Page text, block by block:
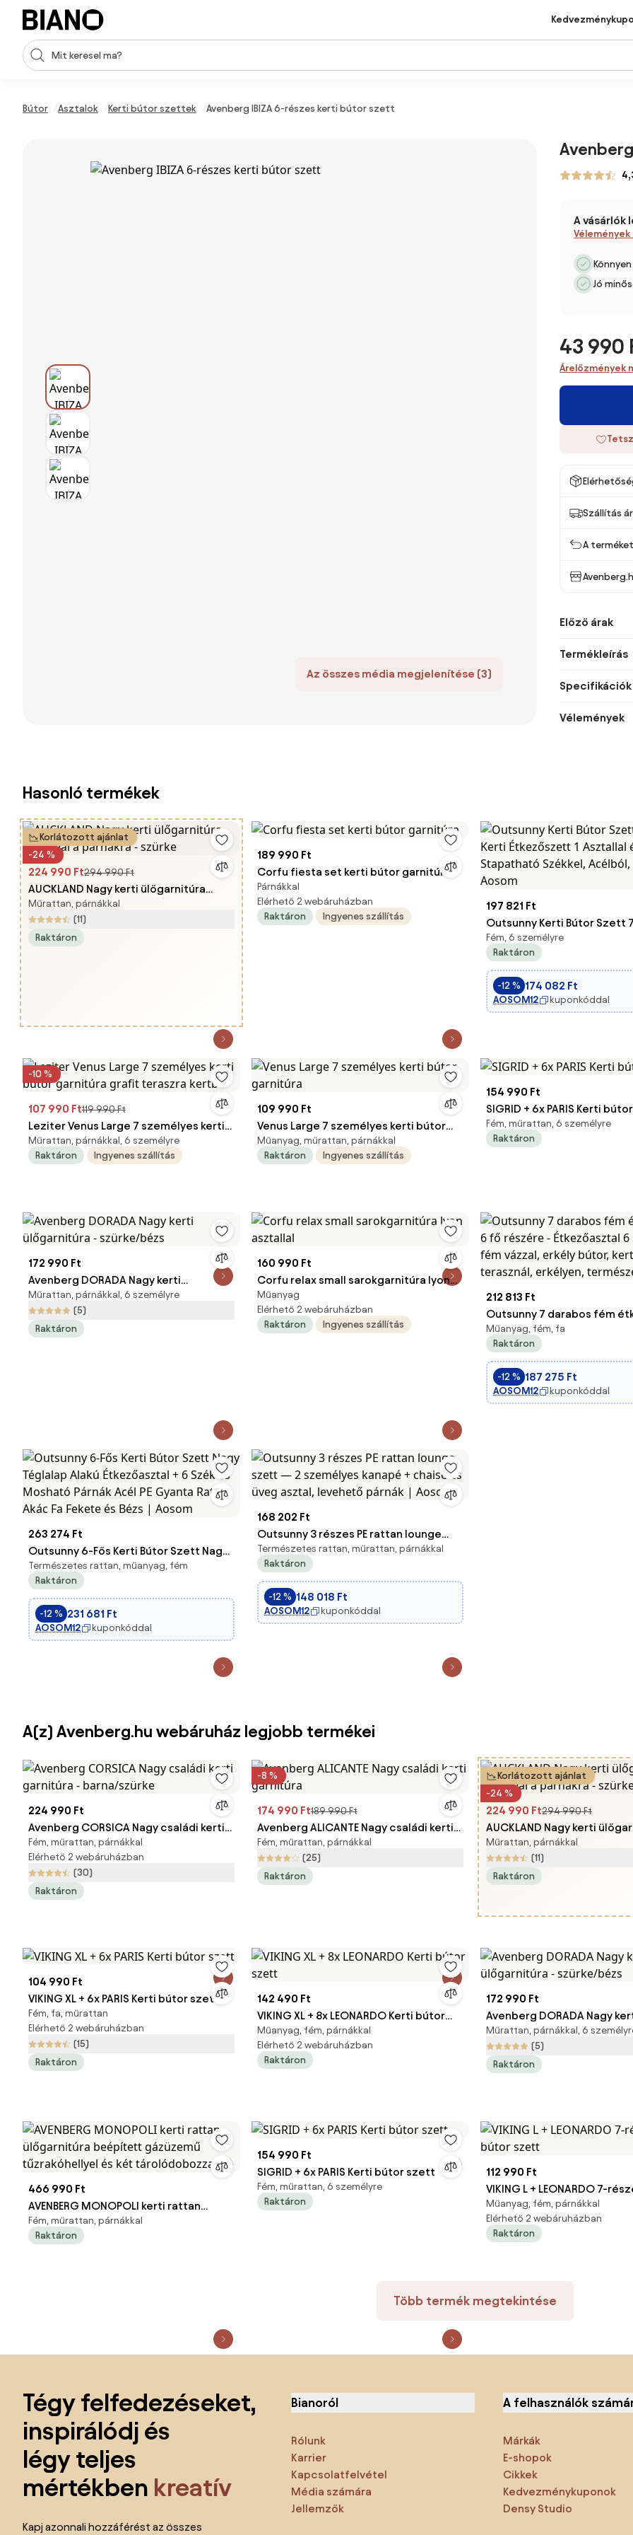
Navigáció kihagyása, ugrás a tartalomra
Keresési bevitel
Bútor Asztalok Kerti bútor szettek Avenberg IBIZA 6-részes kerti bútor szett
Az összes média megjelenítése (3)
A vásárlók
Jó
43 990
Árelőzmények
Szállítás
A
Előző árak
Termékleírás
Specifikációk
Vélemények
Hasonló termékek
Korlátozott ajánlat
-24 %
224 990 Ft294 990 Ft
AUCKLAND Nagy kerti ülőgarnitúra
tárolóval a párnákra - szürke
Műrattan, párnákkal
(11)
Raktáron
189 990 Ft
Corfu fiesta set kerti bútor garnitúra
Párnákkal
Elérhető 2 webáruházban
Raktáron
Ingyenes szállítás
197 821 Ft
Outsunny Kerti Bútor Szett
Kerti Étkezőszett 1 Asztallal
Stapatható Székkel, Acélból,
Aosom
Fém, 6 személyre
Raktáron
-12 % 174 082 Ft
AOSOM12 kuponkóddal
-10 %
107 990 Ft119 990 Ft
Leziter Venus Large 7 személyes kerti
bútor garnitúra grafit teraszra kertbe
Műrattan, párnákkal, 6 személyre
Raktáron
Ingyenes szállítás
109 990 Ft
Venus Large 7 személyes kerti bútor
garnitúra
Műanyag, műrattan, párnákkal
Raktáron
Ingyenes szállítás
154 990 Ft
SIGRID + 6x PARIS Kerti
Fém, műrattan, 6 személyre
Raktáron
172 990 Ft
Avenberg DORADA Nagy kerti
ülőgarnitúra - szürke/bézs
Műrattan, párnákkal, 6 személyre
(5)
Raktáron
160 990 Ft
Corfu relax small sarokgarnitúra lyon
asztallal
Műanyag
Elérhető 2 webáruházban
Raktáron
Ingyenes szállítás
212 813 Ft
Outsunny 7 darabos fém
6 fő részére - Étkezőasztal
fém vázzal, erkély bútor,
terasznál, erkélyen,
Műanyag, fém, fa
Raktáron
-12 % 187 275 Ft
AOSOM12 kuponkóddal
263 274 Ft
Outsunny 6-Fős Kerti Bútor Szett Nagy
Téglalap Alakú Étkezőasztal + 6 Szék és
Mosható Párnák Acél PE Gyanta Rattan
Akác Fa Fekete és Bézs | Aosom
Természetes rattan, műanyag, fém
Raktáron
-12 % 231 681 Ft
AOSOM12 kuponkóddal
168 202 Ft
Outsunny 3 részes PE rattan lounge
szett — 2 személyes kanapé + chaise
és üveg asztal, levehető párnák |
Aosom
Természetes rattan, műrattan, párnákkal
Raktáron
-12 % 148 018 Ft
AOSOM12 kuponkóddal
A(z) Avenberg.hu webáruház legjobb termékei
224 990 Ft
Avenberg CORSICA Nagy családi kerti
garnitúra - barna/szürke
Fém, műrattan, párnákkal
Elérhető 2 webáruházban
(30)
Raktáron
-8 %
174 990 Ft189 990 Ft
Avenberg ALICANTE Nagy családi kerti
garnitúra
Fém, műrattan, párnákkal
(25)
Raktáron
Korlátozott ajánlat
-24 %
224 990 Ft294 990 Ft
AUCKLAND Nagy kerti
tárolóval a párnákra - szürke
Műrattan, párnákkal
(11)
Raktáron
104 990 Ft
VIKING XL + 6x PARIS Kerti bútor szett
Fém, fa, műrattan
Elérhető 2 webáruházban
(15)
Raktáron
142 490 Ft
VIKING XL + 8x LEONARDO Kerti bútor
szett
Műanyag, fém, párnákkal
Elérhető 2 webáruházban
Raktáron
172 990 Ft
Avenberg DORADA Nagy
ülőgarnitúra - szürke/bézs
Műrattan, párnákkal, 6
(5)
Raktáron
466 990 Ft
AVENBERG MONOPOLI kerti rattan
ülőgarnitúra beépített gázüzemű
tűzrakóhellyel és két tárolódobozzal
Fém, műrattan, párnákkal
Raktáron
154 990 Ft
SIGRID + 6x PARIS Kerti bútor szett
Fém, műrattan, 6 személyre
Raktáron
112 990 Ft
VIKING L + LEONARDO 7-
bútor szett
Műanyag, fém, párnákkal
Elérhető 2 webáruházban
Raktáron
Több termék megtekintése
Tégy felfedezéseket,
inspirálódj és
légy teljes
mértékben kreatív
Kapj azonnali hozzáférést az összes
Bianoról
Rólunk
Karrier
Kapcsolatfelvétel
Média számára
Jellemzők
A felhasználók
Márkák
E-shopok
Cikkek
Kedvezménykuponok
Densy Studio